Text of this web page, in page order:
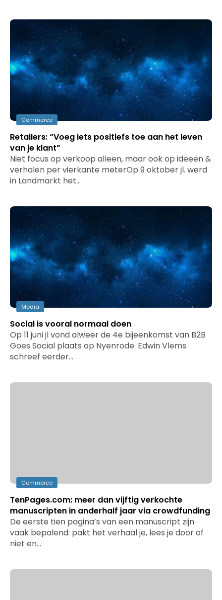
Commerce
Retailers: “Voeg iets positiefs toe aan het leven
van je klant”
Niet focus op verkoop alleen, maar ook op ideeën &
verhalen per vierkante meterOp 9 oktober jl. werd
in Landmarkt het…
Media
Social is vooral normaal doen
Op 11 juni jl vond alweer de 4e bijeenkomst van B2B
Goes Social plaats op Nyenrode. Edwin Vlems
schreef eerder…
Commerce
TenPages.com: meer dan vijftig verkochte
manuscripten in anderhalf jaar via crowdfunding
De eerste tien pagina’s van een manuscript zijn
vaak bepalend: pakt het verhaal je, lees je door of
niet en…